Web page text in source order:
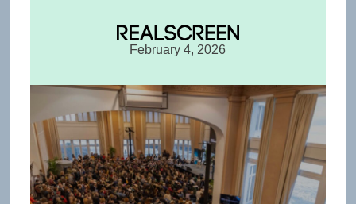
February 4, 2026